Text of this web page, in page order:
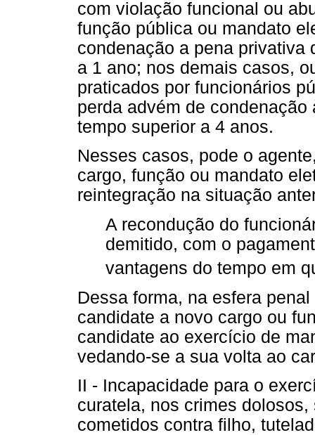
com violação funcional ou
função pública ou mandato
condenação a pena privativa
a 1 ano; nos demais casos,
praticados por funcionários
perda advém de
tempo superior a 4 anos.
Nesses casos, pode o
cargo, função ou mandato
reintegração na situação
A recondução do
demitido, com o
vantagens do tempo em
Dessa forma, na esfera
candidate a novo cargo ou
candidate ao exercício de
vedando-se a sua volta ao
II - Incapacidade para o
curatela, nos crimes
cometidos contra filho,